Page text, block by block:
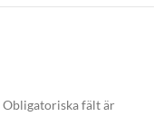
Obligatoriska fält är